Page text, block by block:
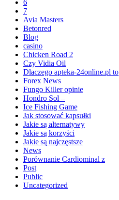
6
7
Avia Masters
Betonred
Blog
casino
Chicken Road 2
Czy Vidia Oil
Dlaczego apteka-24online.pl to
Forex News
Fungo Killer opinie
Hondro Sol –
Ice Fishing Game
Jak stosować kapsułki
Jakie są alternatywy
Jakie są korzyści
Jakie są najczęstsze
News
Porównanie Cardiominal z
Post
Public
Uncategorized